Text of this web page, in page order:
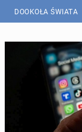
DOOKOŁA ŚWIATA